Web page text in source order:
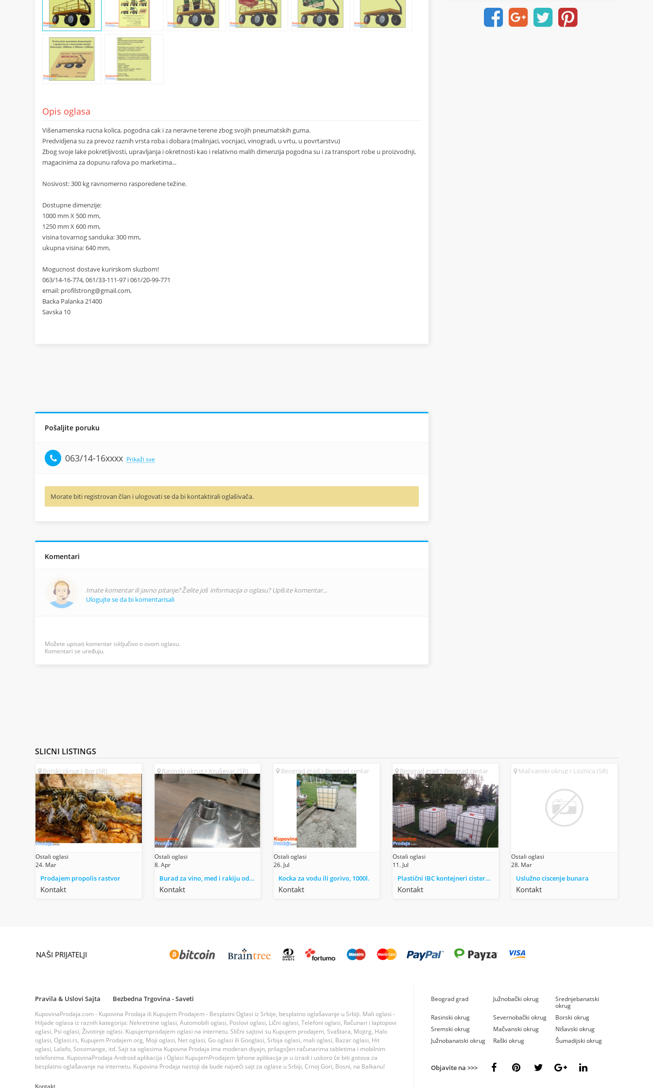
Opis oglasa
Višenamenska rucna kolica, pogodna cak i za neravne terene zbog svojih pneumatskih guma.
Predvidjena su za prevoz raznih vrsta roba i dobara (malinjaci, vocnjaci, vinogradi, u vrtu, u povrtarstvu)
Zbog svoje lake pokretljivosti, upravljanja i okretnosti kao i relativno malih dimenzija pogodna su i za transport robe u proizvodnji,
magacinima za dopunu rafova po marketima...
Nosivost: 300 kg ravnomerno rasporedene težine.
Dostupne dimenzije:
1000 mm X 500 mm,
1250 mm X 600 mm,
visina tovarnog sanduka: 300 mm,
ukupna visina: 640 mm,
Mogucnost dostave kurirskom sluzbom!
063/14-16-774, 061/33-111-97 i 061/20-99-771
email: profilstrong@gmail.com,
Backa Palanka 21400
Savska 10
Pošaljite poruku
063/14-16xxxx Prikaži sve
Morate biti registrovan član i ulogovati se da bi kontaktirali oglašivača.
Komentari
Imate komentar ili javno pitanje? Želite još informacija o oglasu? Upišite komentar...
Ulogujte se da bi komentarisali
Možete upisati komentar isključivo o ovom oglasu.
Komentari se uređuju.
SLICNI LISTINGS
Borski okrug Bor (SR)
Ostali oglasi
24. Mar
Prodajem propolis rastvor
Kontakt
Rasinski okrug Kruševac (SR)
Ostali oglasi
8. Apr
Burad za vino, med i rakiju od prohroma
Kontakt
Beograd grad
Beograd centar
Ostali oglasi
26. Jul
Kocka za vodu ili gorivo, 1000l.
Kontakt
Beograd grad
Beograd centar
(SR)
Ostali oglasi
11. Jul
Plastični IBC kontejneri cisterne od 1000 l
Kontakt
Mačvanski okrug Loznica (SR)
Ostali oglasi
28. Mar
Uslužno ciscenje bunara
Kontakt
NAŠI PRIJATELJI
Pravila & Uslovi Sajta Bezbedna Trgovina - Saveti
KupovinaProdaja.com - Kupovina Prodaja ili Kupujem Prodajem - Besplatni Oglasi iz Srbije, besplatno oglašavanje u Srbiji. Mali oglasi -
Hiljade oglasa iz raznih kategorija: Nekretnine oglasi, Automobili oglasi, Poslovi oglasi, Lični oglasi, Telefoni oglasi, Računari i laptopovi
oglasi, Psi oglasi, Životinje oglasi. Kupujemprodajem oglasi na internetu. Slični sajtovi su Kupujem prodajem, Svaštara, Mojtrg, Halo
oglasi, Oglasi.rs, Kupujem Prodajem org, Moji oglasi, Net oglasi, Go oglasi ili Googlasi, Srbija oglasi, mali oglasi, Bazar oglasi, Hit
oglasi, Lalafo, Sosomange, itd. Sajt sa oglasima Kupovna Prodaja ima moderan diyajn, prilago]en računarima tabletima i mobilnim
telefonima. KupovinaProdaja Android aplikacija i Oglasi KupujemProdajem Iphone aplikacija je u izradi i uskoro će biti gotova za
besplatno oglašavanje na internetu. Kupovina Prodaja nastoji da bude najveći sajt za oglase u Srbiji, Crnoj Gori, Bosni, na Balkanu!
Kontakt
Beograd grad Južnobački okrug
Srednjebanatski
okrug
Rasinski okrug
Severnobački okrug
Borski okrug
Sremski okrug
Mačvanski okrug
Nišavski okrug
Južnobanatski okrug
Raški okrug Šumadijski okrug
Objavite na >>>